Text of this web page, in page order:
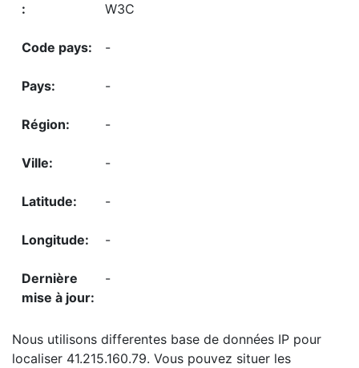
W3C
-
-
-
-
-
-
-
Nous utilisons differentes base de données IP pour
localiser 41.215.160.79. Vous pouvez situer les